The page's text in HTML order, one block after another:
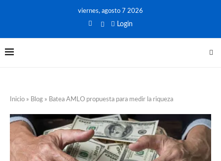
viernes, agosto 7 2026
Login
Inicio » Blog » Batea AMLO propuesta para medir la riqueza